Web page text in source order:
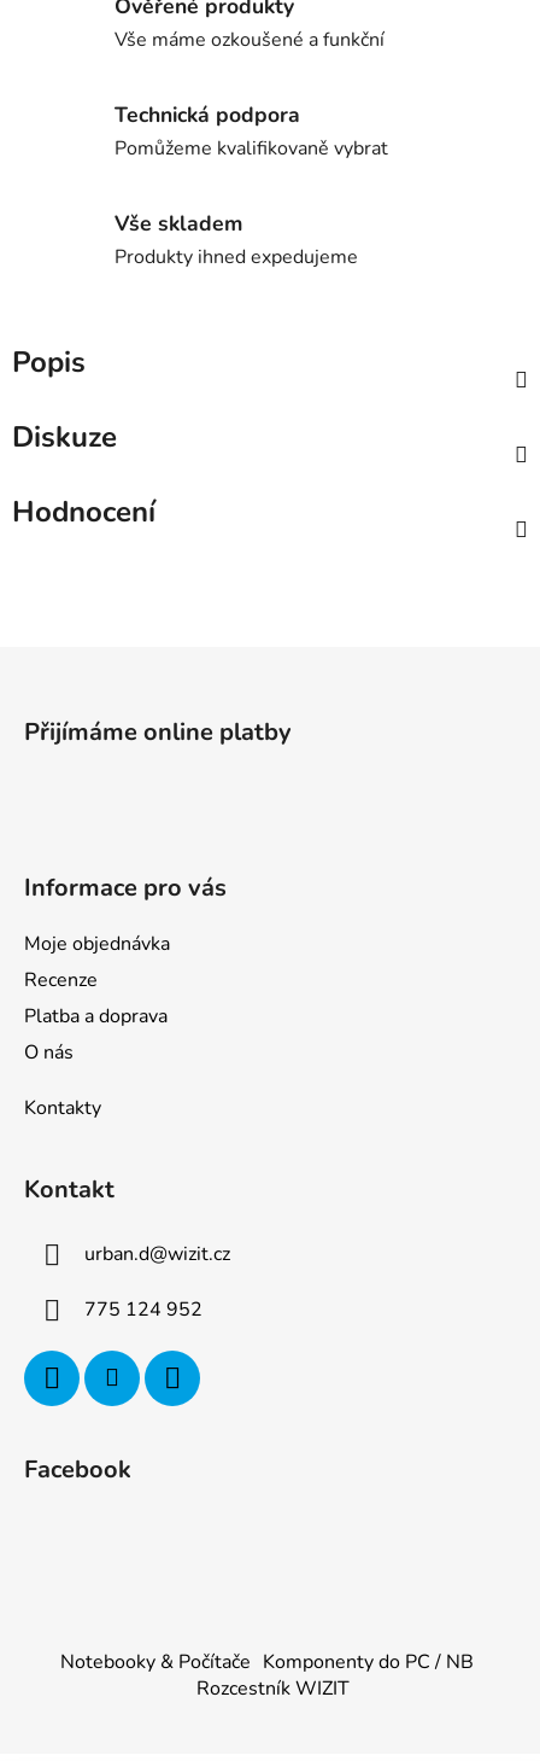
Vše máme ozkoušené a funkční
Technická podpora
Pomůžeme kvalifikovaně vybrat
Vše skladem
Produkty ihned expedujeme
Popis
Diskuze
Hodnocení
Přijímáme online platby
Informace pro vás
Moje objednávka
Recenze
Platba a doprava
O nás
Kontakty
Kontakt
urban.d@wizit.cz
775 124 952
Facebook
Notebooky & Počítače Komponenty do PC / NB
Rozcestník WIZIT